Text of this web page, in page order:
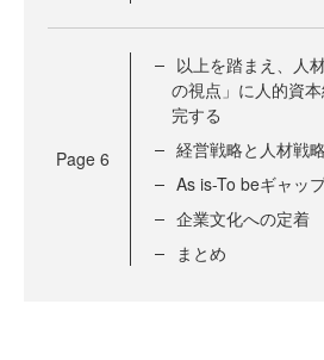
Page 6
以上を踏まえ、人
の視点」に人的資
完する
経営戦略と人材戦
As is-To beギャッ
企業文化への定着
まとめ